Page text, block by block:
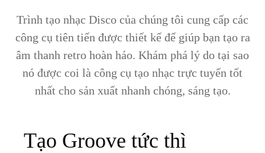
Trình tạo nhạc Disco của chúng tôi cung cấp các
công cụ tiên tiến được thiết kế để giúp bạn tạo ra
âm thanh retro hoàn hảo. Khám phá lý do tại sao
nó được coi là công cụ tạo nhạc trực tuyến tốt
nhất cho sản xuất nhanh chóng, sáng tạo.
Tạo Groove tức thì